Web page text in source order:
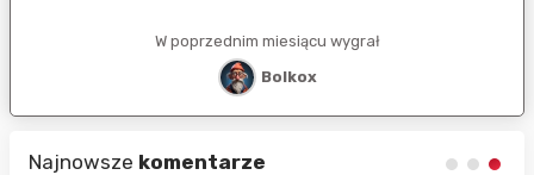
W poprzednim miesiącu wygrał
Bolkox
Najnowsze komentarze